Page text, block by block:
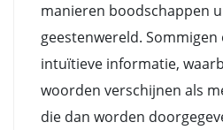
manieren boodschappen
geestenwereld.
intuïtieve informatie,
woorden verschijnen als
die dan worden